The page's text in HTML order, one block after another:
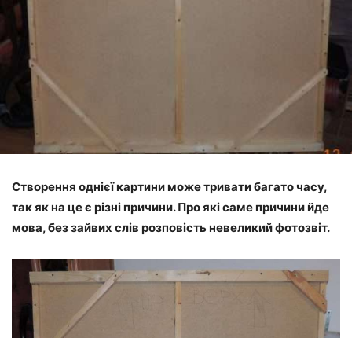
Створення однієї картини може тривати багато часу,
так як на це є різні причини. Про які саме причини йде
мова, без зайвих слів розповість невеликий фотозвіт.